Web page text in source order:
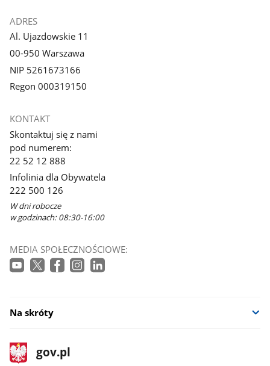
ADRES
Al. Ujazdowskie 11
00-950 Warszawa
NIP 5261673166
Regon 000319150
KONTAKT
Skontaktuj się z nami
pod numerem:
22 52 12 888
Infolinia dla Obywatela
222 500 126
W dni robocze
w godzinach: 08:30-16:00
MEDIA SPOŁECZNOŚCIOWE:
Na skróty
stopka
gov.pl
Strona
gov.pl